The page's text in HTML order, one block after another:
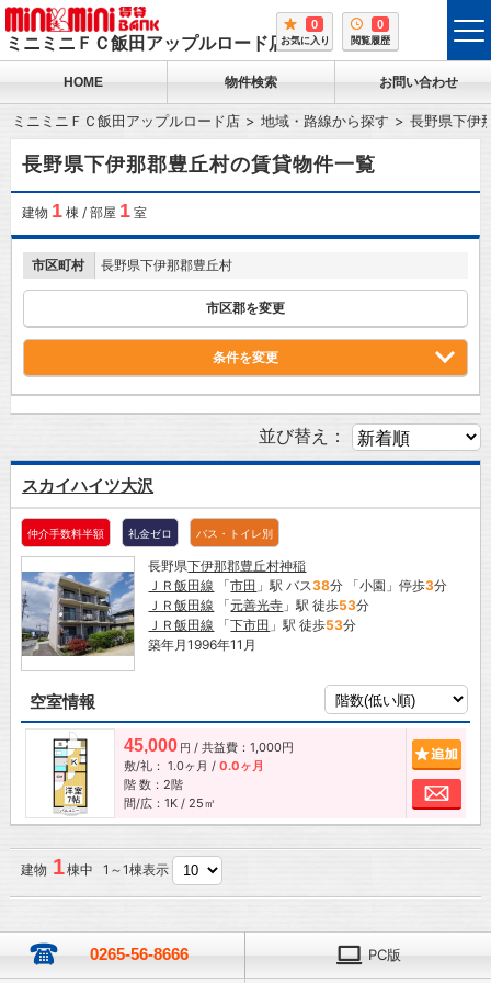
ミニミニＦＣ飯田アップルロード店
0
お気に入り
0
閲覧履歴
HOME 物件検索 お問い合わせ
ミニミニＦＣ飯田アップルロード店 地域・路線から探す 長野県下伊
長野県下伊那郡豊丘村の賃貸物件一覧
建物 1棟 / 部屋 1室
市区町村 長野県下伊那郡豊丘村
市区郡を変更
条件を変更
並び替え：
スカイハイツ大沢
仲介手数料半額 礼金ゼロ バス・トイレ別
長野県下伊那郡豊丘村神稲
ＪＲ飯田線 「市田 」駅 バス38分 「小園」停歩3分
ＪＲ飯田線 「元善光寺 」駅 徒歩53分
ＪＲ飯田線 「下市田 」駅 徒歩53分
築年月1996年11月
空室情報
45,000 円 / 共益費：1,000円
敷/礼： 1.0ヶ月 / 0.0ヶ月
階 数：2階
間/広：1K / 25㎡
お
建物 1棟中 1～1棟表示
0265-56-8666 PC版